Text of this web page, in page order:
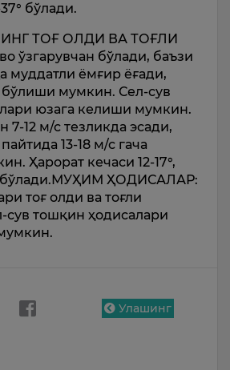
бўлади.
ТОҒ ОЛДИ ВА ТОҒЛИ
ўзгарувчан бўлади, баъзи
муддатли ёмғир ёғади,
мумкин. Сел-сув
юзага келиши мумкин.
12 м/с тезликда эсади,
13-18 м/с гача
Ҳарорат кечаси 12-17°,
бўлади.МУҲИМ ҲОДИСАЛАР:
тоғ олди ва тоғли
сув тошқин ҳодисалари
Улашинг